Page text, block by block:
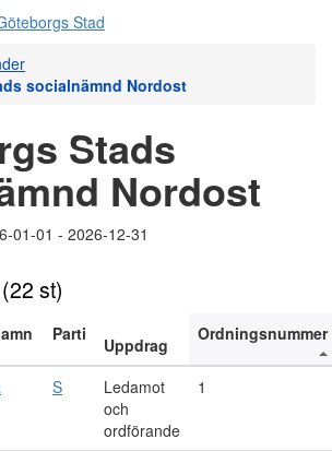
socialnämnd Nordost
Stads
Nordost
01-01 - 2026-12-31
(22 st)
Parti
Uppdrag
Ordningsnummer
S
Ledamot
och
ordförande
1